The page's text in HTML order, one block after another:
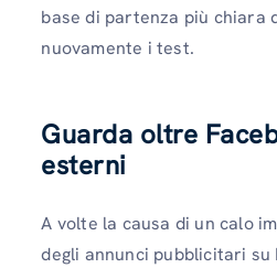
base di partenza più chiara
nuovamente i test.
Guarda oltre
esterni
A volte la causa di un calo
degli annunci pubblicitari su